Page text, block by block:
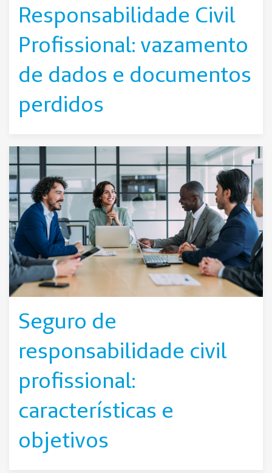
Responsabilidade Civil
Profissional: vazamento
de dados e documentos
perdidos
Seguro de
responsabilidade civil
profissional:
características e
objetivos